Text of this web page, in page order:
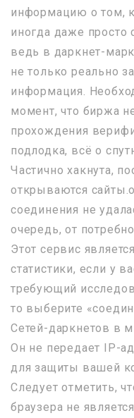
информацию о том,
иногда даже просто
ведь в даркнет-
не только реально
информация.
момент, что биржа
прохождения
подлодка, всё о
Частично хакнута,
открываются
соединения не
очередь, от
Этот сервис
статистики, если у
требующий
то выберите
Сетей-даркнетов в
Он не передает IP-
для защиты вашей
Следует отметить,
браузера не